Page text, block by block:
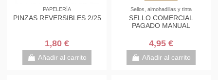
PAPELERÍA
PINZAS REVERSIBLES 2/25
1,80 €
Añadir al carrito
Sellos, almohadillas y tinta
SELLO COMERCIAL
PAGADO MANUAL
4,95 €
Añadir al carrito